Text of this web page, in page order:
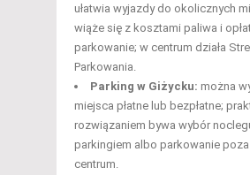
ułatwia wyjazdy do okolicznych
wiąże się z kosztami paliwa i
parkowanie; w centrum działa
Parkowania.
Parking w Giżycku: można
miejsca płatne lub bezpłatne;
rozwiązaniem bywa wybór
parkingiem albo parkowanie poza
centrum.